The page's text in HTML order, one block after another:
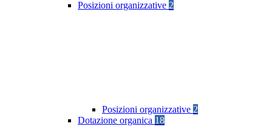
Posizioni organizzative 2
Posizioni organizzative 2
Dotazione organica 18